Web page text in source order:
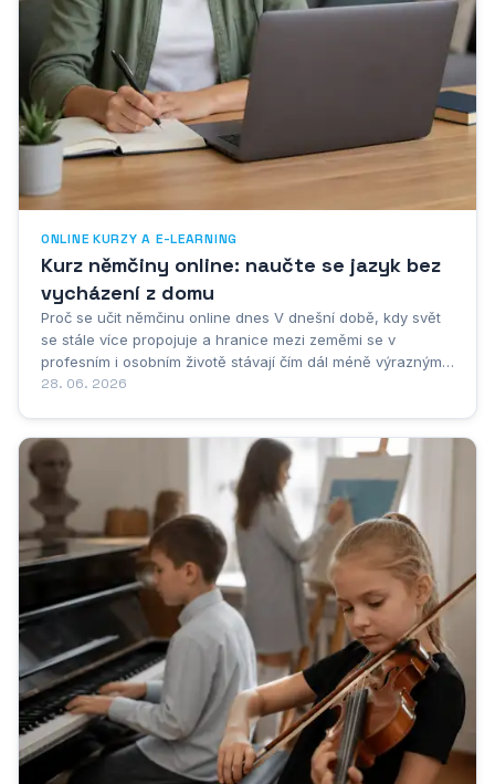
ONLINE KURZY A E-LEARNING
Kurz němčiny online: naučte se jazyk bez
vycházení z domu
Proč se učit němčinu online dnes V dnešní době, kdy svět
se stále více propojuje a hranice mezi zeměmi se v
profesním i osobním životě stávají čím dál méně výraznými,
nabývá znalost cizích jazyků na mimořádném významu.
28. 06. 2026